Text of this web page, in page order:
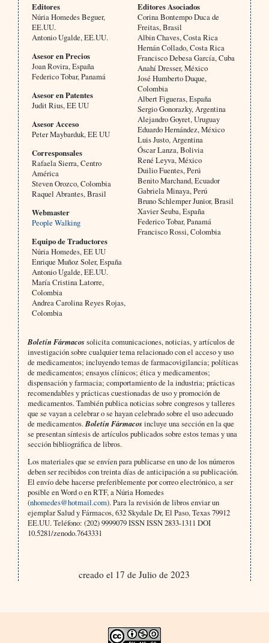
Editores
Núria Homedes Beguer,
EE.UU.
Antonio Ugalde, EE.UU.
Asesor en Precios
Joan Rovira, España
Federico Tobar, Panamá
Asesor en Patentes
Judit Rius, EE UU
Asesor Acceso
Peter Maybarduk, EE UU
Corresponsales
Rafaela Sierra, Centro
América
Steven Orozco, Colombia
Raquel Abrantes, Brasil
Webmaster
People Walking
Equipo de Traductores
Núria Homedes, EE UU
Enrique Muñoz Soler, España
Antonio Ugalde, EE.UU.
María Cristina Latorre,
Colombia
Andrea Carolina Reyes Rojas,
Colombia
Editores Asociados
Corina Bontempo Duca de
Freitas, Brasil
Albin Chaves, Costa Rica
Hernán Collado, Costa Rica
Francisco Debesa García, Cuba
Anahí Dresser, México
José Humberto Duque,
Colombia
Albert Figueras, España
Sergio Gonorazky, Argentina
Alejandro Goyret, Uruguay
Eduardo Hernández, México
Luis Justo, Argentina
Óscar Lanza, Bolivia
René Leyva, México
Duilio Fuentes, Perú
Benito Marchand, Ecuador
Gabriela Minaya, Perú
Bruno Schlemper Junior, Brasil
Xavier Seuba, España
Federico Tobar, Panamá
Francisco Rossi, Colombia
Boletín Fármacossolicita comunicaciones, noticias, y artículos de
investigación sobre cualquier tema relacionado con el acceso y uso
de medicamentos; incluyendo temas de farmacovigilancia; políticas
de medicamentos; ensayos clínicos; ética y medicamentos;
dispensación y farmacia; comportamiento de la industria; prácticas
recomendables y prácticas cuestionadas de uso y promoción de
medicamentos. También publica noticias sobre congresos y talleres
que se vayan a celebrar o se hayan celebrado sobre el uso adecuado
de medicamentos.Boletín Fármacosincluye una sección en la que
se presentan síntesis de artículos publicados sobre estos temas y una
sección bibliográfica de libros.
Los materiales que se envíen para publicarse en uno de los números
deben ser recibidos con treinta días de anticipación a su publicación.
El envío debe hacerse preferiblemente por correo electrónico, a ser
posible en Word o en RTF, a Núria Homedes
(nhomedes@hotmail.com). Para la revisión de libros enviar un
ejemplar Salud y Fármacos, 632 Skydale Dr, El Paso, Texas 79912
EE.UU. Teléfono: (202) 9999079 ISSN ISSN 2833-1311 DOI
10.5281/zenodo.7643331
creado el 17 de Julio de 2023